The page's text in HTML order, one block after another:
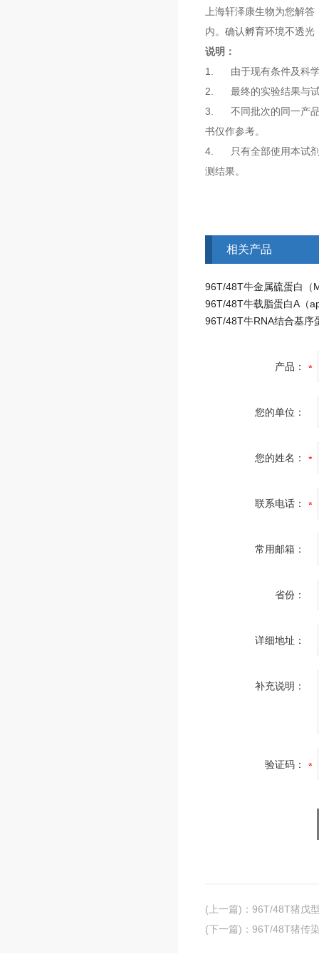
上海轩泽康生物为您解
内。确认孵育环境不透
说明：
1. 由于现有条件及科学
2. 最终的实验结果与试
3. 不同批次的同一产品
书仅作参考。
4. 只有全部使用本试剂
测结果。
相关产品
产品：
您的单位：
您的姓名：
联系电话：
常用邮箱：
省份：
详细地址：
补充说明：
验证码：
(上一篇) ： 96T/48T猪戊
(下一篇) ： 96T/48T猪传